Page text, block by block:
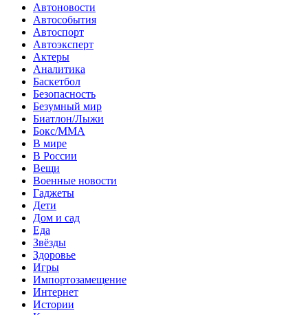
Автоновости
Автособытия
Автоспорт
Автоэксперт
Актеры
Аналитика
Баскетбол
Безопасность
Безумный мир
Биатлон/Лыжи
Бокс/MMA
В мире
В России
Вещи
Военные новости
Гаджеты
Дети
Дом и сад
Еда
Звёзды
Здоровье
Игры
Импортозамещение
Интернет
Истории